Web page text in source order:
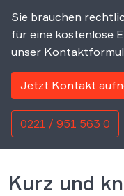
Sie brauchen
für eine kostenlose
unser
Jetzt Kontakt
0221 / 951 563 0
Kurz und